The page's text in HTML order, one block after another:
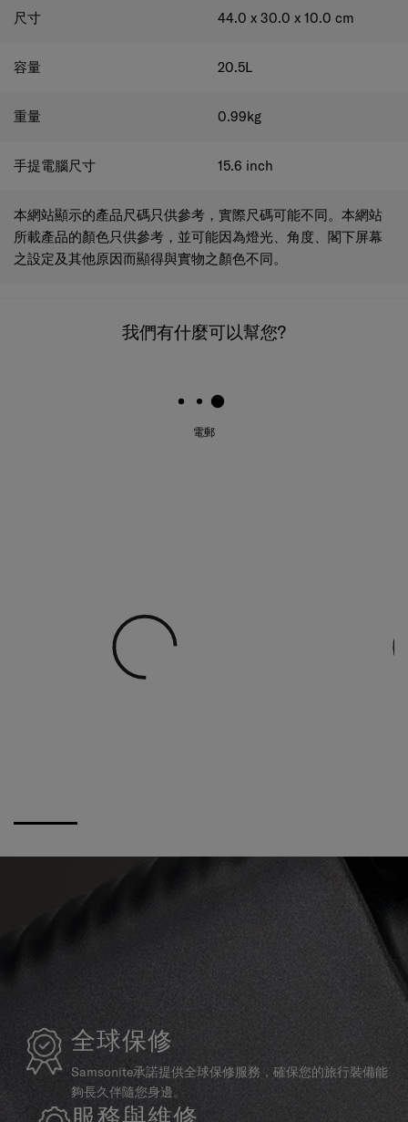
尺寸 44.0 x 30.0 x 10.0 cm
容量 20.5L
重量 0.99kg
手提電腦尺寸 15.6 inch
本網站顯示的產品尺碼只供參考，實際尺碼可能不同。本網站
所載產品的顏色只供參考，並可能因為燈光、角度、閣下屏幕
之設定及其他原因而顯得與實物之顏色不同。
我們有什麼可以幫您?
電郵
全球保修
Samsonite承諾提供全球保修服務，確保您的旅行裝備能
夠長久伴隨您身邊。